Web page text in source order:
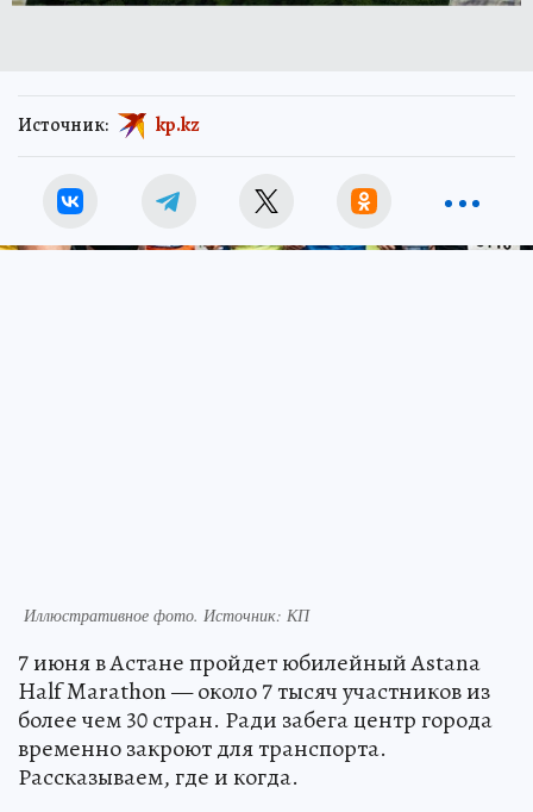
Источник: kp.kz
Иллюстративное фото. Источник: КП
7 июня в Астане пройдет юбилейный Astana
Half Marathon — около 7 тысяч участников из
более чем 30 стран. Ради забега центр города
временно закроют для транспорта.
Рассказываем, где и когда.